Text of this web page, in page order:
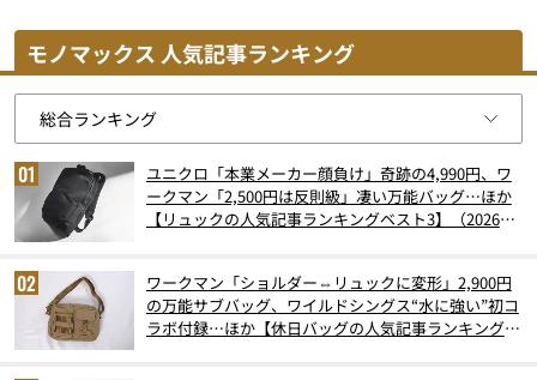
モノマックス 人気記事ランキング
ユニクロ「本業メーカー顔負け」奇跡の4,990円、ワ
ークマン「2,500円は反則級」凄い万能バッグ…ほか
【リュックの人気記事ランキングベスト3】（2026年
ワークマン「ショルダー⇔リュックに変形」2,900円
の万能サブバッグ、ワイルドシングス“水に強い”初コ
ラボ付録…ほか【休日バッグの人気記事ランキングベ